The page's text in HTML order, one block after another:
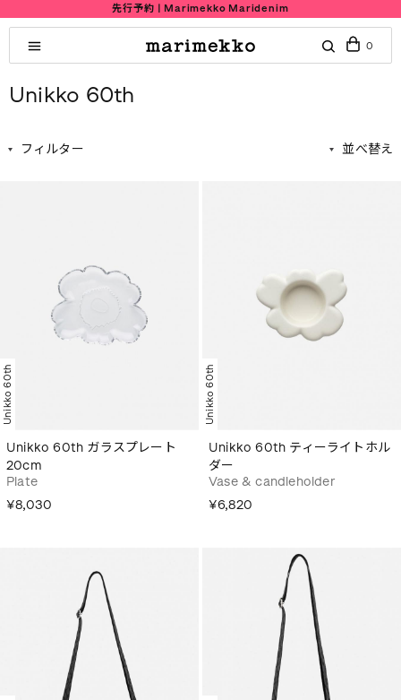
先行予約 | Marimekko Maridenim
0
Unikko 60th
フィルター 並べ替え
Unikko 60th
Unikko 60th ガラスプレート
20cm
Plate
¥8,030
Unikko 60th
Unikko 60th ティーライトホル
ダー
Vase & candleholder
¥6,820